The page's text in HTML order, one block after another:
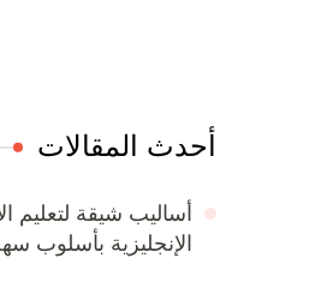
أحدث المقالات
أساليب شيقة لتعليم
الإنجليزية بأسلوب